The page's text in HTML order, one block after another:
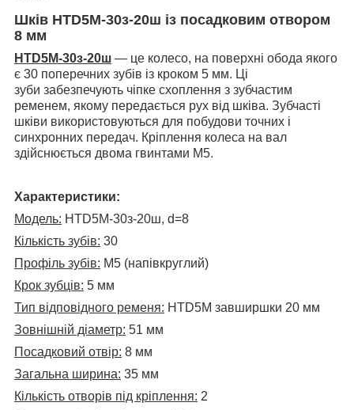
Шків HTD5M-30з-20ш із посадковим отвором
8 мм
HTD5M-30з-20ш — це колесо, на поверхні обода якого
є 30 поперечних зубів із кроком 5 мм. Ці
зуби забезпечують чіпке схоплення з зубчастим
ременем, якому передається рух від шківа. Зубчасті
шківи використовуються для побудови точних і
синхронних передач. Кріплення колеса на вал
здійснюється двома гвинтами M5.
Характеристики:
Модель: HTD5M-30з-20ш, d=8
Кількість зубів: 30
Профіль зубів: М5 (напівкруглий)
Крок зубців: 5 мм
Тип відповідного ременя: HTD5M завширшки 20 мм
Зовнішній діаметр: 51 мм
Посадковий отвір: 8 мм
Загальна ширина: 35 мм
Кількість отворів під кріплення: 2